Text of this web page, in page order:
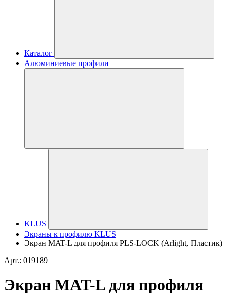
Каталог
Алюминиевые профили
KLUS
Экраны к профилю KLUS
Экран MAT-L для профиля PLS-LOCK (Arlight, Пластик)
Арт.: 019189
Экран MAT-L для профиля